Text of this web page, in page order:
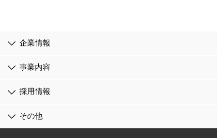
企業情報
事業内容
採用情報
その他